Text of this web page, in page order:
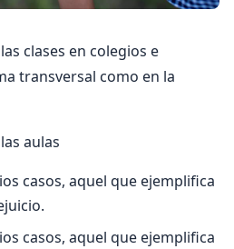
clases en colegios e
transversal como en la
aulas
casos, aquel que ejemplifica
casos, aquel que ejemplifica